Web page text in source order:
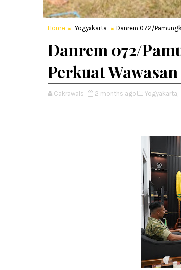
Home Yogyakarta Danrem 072/
Danrem 072/
Perkuat
Cakrawals 2 months ago Yogyakarta,